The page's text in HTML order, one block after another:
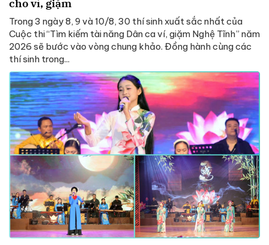
cho ví, giặm
Trong 3 ngày 8, 9 và 10/8, 30 thí sinh xuất sắc nhất của
Cuộc thi “Tìm kiếm tài năng Dân ca ví, giặm Nghệ Tĩnh” năm
2026 sẽ bước vào vòng chung khảo. Đồng hành cùng các
thí sinh trong...